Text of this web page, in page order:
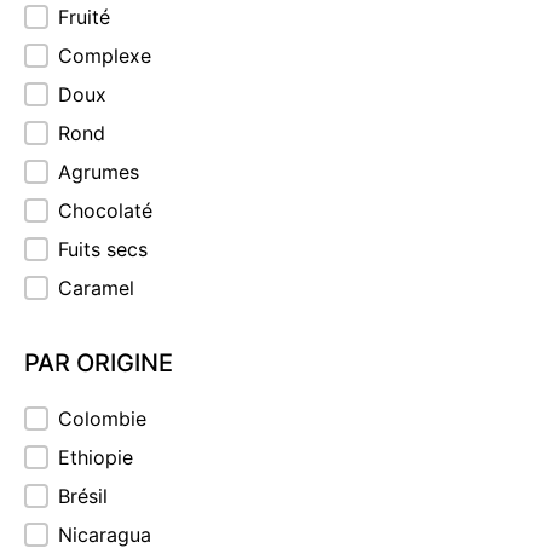
Fruité
Complexe
Doux
Rond
Agrumes
Chocolaté
Fuits secs
Caramel
PAR ORIGINE
PAR ORIGINE
Colombie
Ethiopie
Brésil
Nicaragua